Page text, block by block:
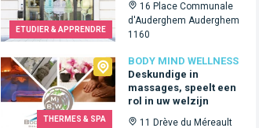
ETUDIER & APPRENDRE
16 Place Communale
d'Auderghem Auderghem
1160
THERMES & SPA
BODY MIND WELLNESS
Deskundige in
massages, speelt een
rol in uw welzijn
11 Drève du Méreault
Body Mind Wellness